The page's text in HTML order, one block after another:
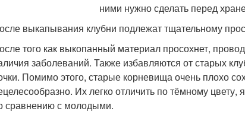
выкапывания клубни подлежат тщательному
того как выкопанный материал просохнет,
заболеваний. Также избавляются от старых
Помимо этого, старые корневища очень плохо
Их легко отличить по тёмному
сравнению с молодыми.